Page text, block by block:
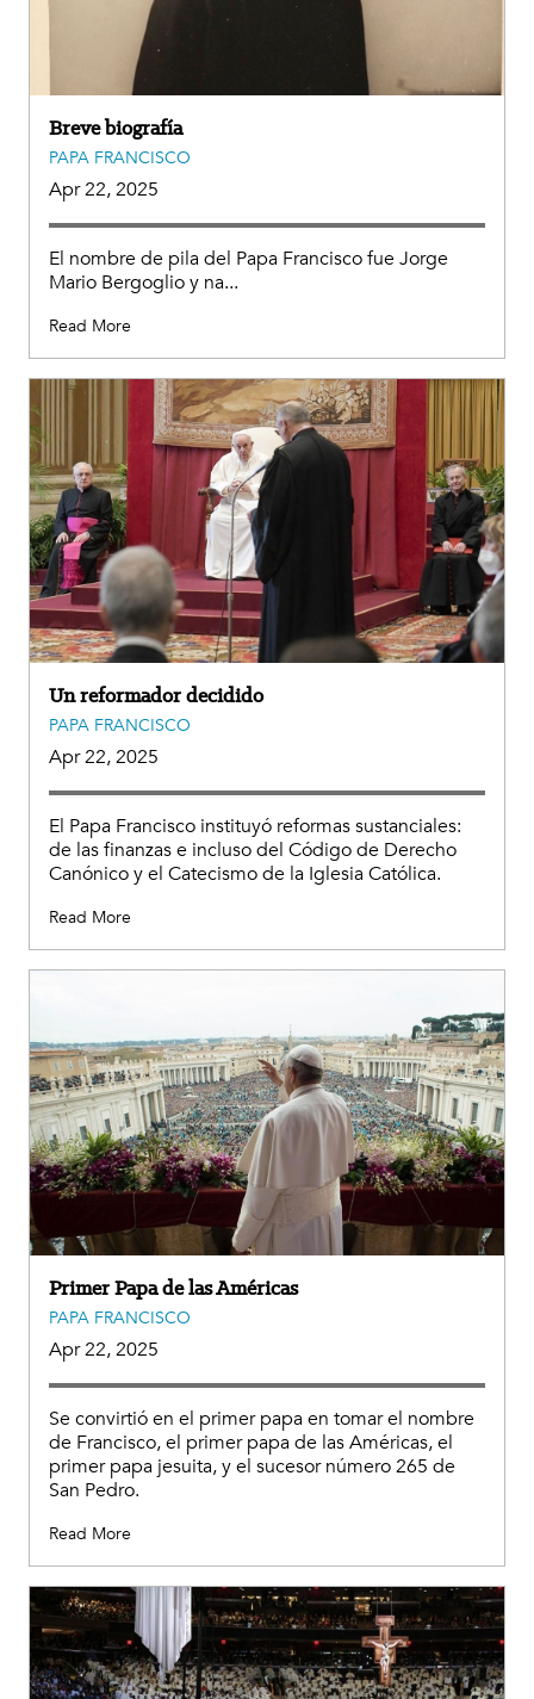
Breve biografía
PAPA FRANCISCO
Apr 22, 2025
El nombre de pila del Papa Francisco fue Jorge
Mario Bergoglio y na...
Read More
Un reformador decidido
PAPA FRANCISCO
Apr 22, 2025
El Papa Francisco instituyó reformas sustanciales:
de las finanzas e incluso del Código de Derecho
Canónico y el Catecismo de la Iglesia Católica.
Read More
Primer Papa de las Américas
PAPA FRANCISCO
Apr 22, 2025
Se convirtió en el primer papa en tomar el nombre
de Francisco, el primer papa de las Américas, el
primer papa jesuita, y el sucesor número 265 de
San Pedro.
Read More